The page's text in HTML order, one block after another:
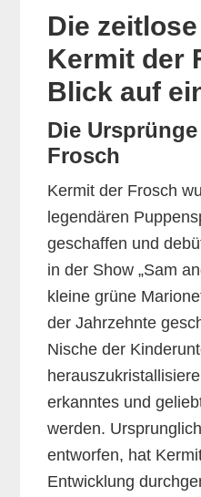
Die
Kermit der
Blick auf
Die
Frosch
Kermit der Frosch
legendären
geschaffen und
in der Show „Sam
kleine grüne
der Jahrzehnte
Nische der
erkanntes und
werden.
entworfen, hat
Entwicklung